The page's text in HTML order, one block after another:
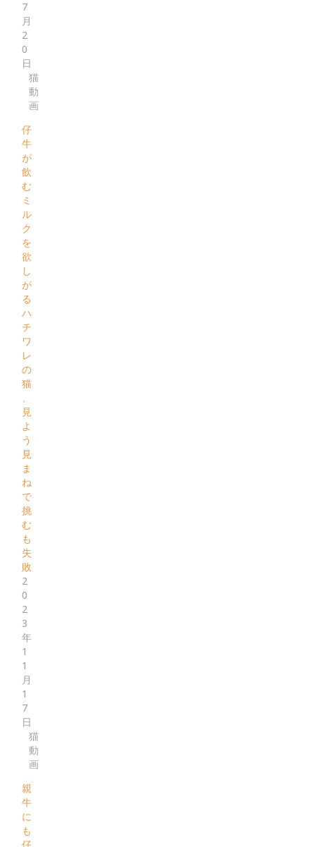
7
月
2
0
日
猫
動
画
仔
牛
が
飲
む
ミ
ル
ク
を
欲
し
が
る
ハ
チ
ワ
レ
の
猫
見
よ
う
見
ま
ね
で
挑
む
も
失
敗
2
0
2
3
年
1
1
月
1
7
日
猫
動
画
親
牛
に
も
仔